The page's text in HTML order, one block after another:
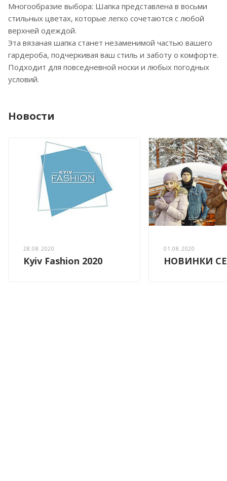
Многообразие выбора: Шапка представлена в восьми
стильных цветах, которые легко сочетаются с любой
верхней одеждой.
Эта вязаная шапка станет незаменимой частью вашего
гардероба, подчеркивая ваш стиль и заботу о комфорте.
Подходит для повседневной носки и любых погодных
условий.
Новости
28.08.2020
Kyiv Fashion 2020
01.08.2020
НОВИНКИ